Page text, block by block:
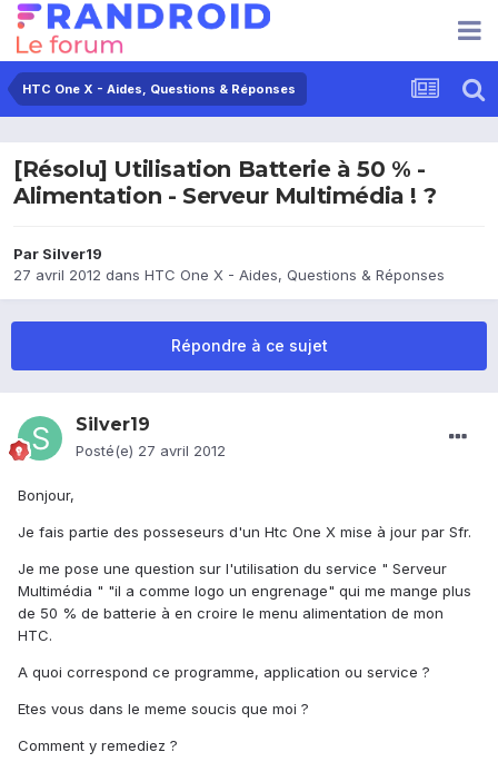
HTC One X - Aides, Questions & Réponses
[Résolu] Utilisation Batterie à 50 % -
Alimentation - Serveur Multimédia ! ?
Par Silver19
27 avril 2012 dans HTC One X - Aides, Questions & Réponses
Répondre à ce sujet
Silver19
Posté(e) 27 avril 2012
Bonjour,
Je fais partie des posseseurs d'un Htc One X mise à jour par Sfr.
Je me pose une question sur l'utilisation du service " Serveur
Multimédia " "il a comme logo un engrenage" qui me mange plus
de 50 % de batterie à en croire le menu alimentation de mon
HTC.
A quoi correspond ce programme, application ou service ?
Etes vous dans le meme soucis que moi ?
Comment y remediez ?